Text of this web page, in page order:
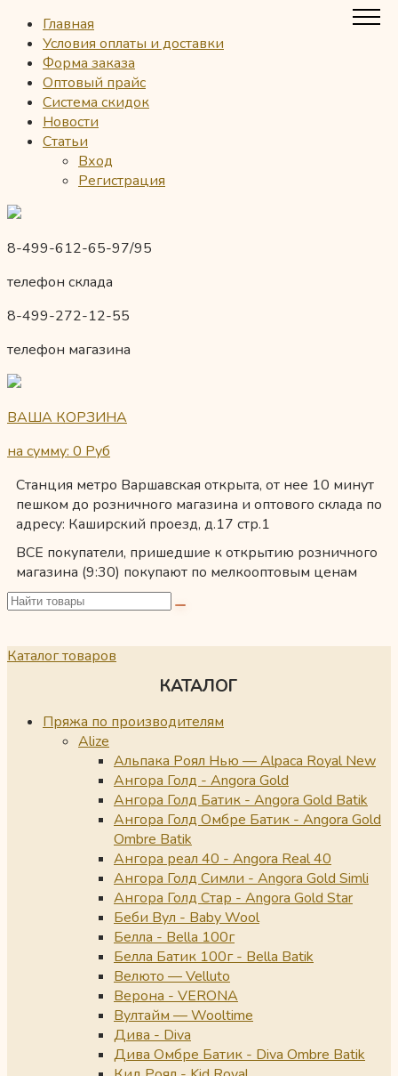
Главная
Условия оплаты и доставки
Форма заказа
Оптовый прайс
Система скидок
Новости
Статьи
Вход
Регистрация
8-499-612-65-97/95
телефон склада
8-499-272-12-55
телефон магазина
ВАША КОРЗИНА
на сумму: 0 Руб
Станция метро Варшавская открыта, от нее 10 минут
пешком до розничного магазина и оптового склада по
адресу: Каширский проезд, д.17 стр.1
ВСЕ покупатели, пришедшие к открытию розничного
магазина (9:30) покупают по мелкооптовым ценам
Каталог товаров
КАТАЛОГ
Пряжа по производителям
Alize
Альпака Роял Нью — Alpaca Royal New
Ангора Голд - Angora Gold
Ангора Голд Батик - Angora Gold Batik
Ангора Голд Омбре Батик - Angora Gold
Ombre Batik
Ангора реал 40 - Angora Real 40
Ангора Голд Симли - Angora Gold Simli
Ангора Голд Стар - Angora Gold Star
Беби Вул - Baby Wool
Белла - Bella 100г
Белла Батик 100г - Bella Batik
Велюто — Velluto
Верона - VERONA
Вултайм — Wooltime
Дива - Diva
Дива Омбре Батик - Diva Ombre Batik